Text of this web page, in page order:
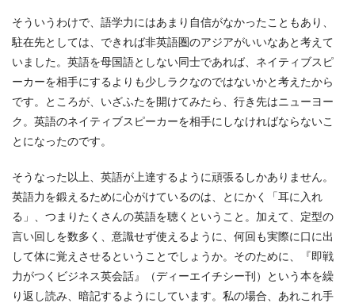
そういうわけで、語学力にはあまり自信がなかったこともあり、
駐在先としては、できれば非英語圏のアジアがいいなあと考えて
いました。英語を母国語としない同士であれば、ネイティブスピ
ーカーを相手にするよりも少しラクなのではないかと考えたから
です。ところが、いざふたを開けてみたら、行き先はニューヨー
ク。英語のネイティブスピーカーを相手にしなければならないこ
とになったのです。
そうなった以上、英語が上達するように頑張るしかありません。
英語力を鍛えるために心がけているのは、とにかく「耳に入れ
る」、つまりたくさんの英語を聴くということ。加えて、定型の
言い回しを数多く、意識せず使えるように、何回も実際に口に出
して体に覚えさせるということでしょうか。そのために、『即戦
力がつくビジネス英会話』（ディーエイチシー刊）という本を繰
り返し読み、暗記するようにしています。私の場合、あれこれ手